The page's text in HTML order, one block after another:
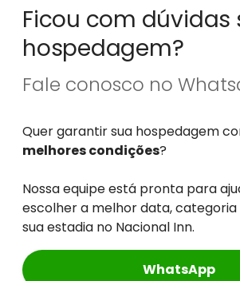
Ficou com dúvidas
hospedagem?
Fale conosco no
Quer garantir sua hospedagem
melhores condições?
Nossa equipe está pronta para
escolher a melhor data,
sua estadia no Nacional Inn.
WhatsApp